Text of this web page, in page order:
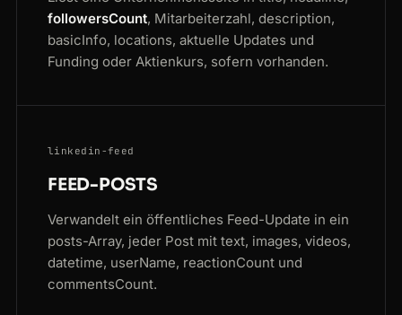
followersCount, Mitarbeiterzahl, description,
basicInfo, locations, aktuelle Updates und
Funding oder Aktienkurs, sofern vorhanden.
linkedin-feed
FEED-POSTS
Verwandelt ein öffentliches Feed-Update in ein
posts-Array, jeder Post mit text, images, videos,
datetime, userName, reactionCount und
commentsCount.